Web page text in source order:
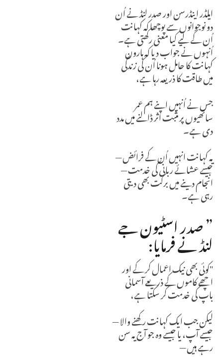
ایلڈر اینڈرسن اور صدر لنڈ نے اُن
دو نوجوانوں سے پوچھا کہ کہانت
اُن کے لیے کیا معنی رکھتی ہے۔
اُنہوں نے جواب دیا کہ ہارون
کہانت کا حامل ہونا اُن کی زندگی
میں طاقت کا ذریعہ رہا ہے،
جس نے اُنہیں اپنے ہم عمر
ساتھیوں پر مثبت اثر ڈالنے میں مدد
دی ہے۔
یہ کہانت انہیں اُن کے فرائض —
جیسے عشائے ربانی کی خدمت —
انجام دینے میں برکت بھی دیتی
رہی ہے۔
”صدر اسٹیون جے
لنڈ نے فرمایا:
"کوئی بھی نیک اعمال کر کے اور
اچھے کاموں کے ذریعے آسمانی
باپ کی خدمت کر سکتا ہے،
لیکن جب ایک کہانت رکھنے والا —
جیسے آپ، یا جیسے وہ جو آج یہ سن
رہے ہیں —